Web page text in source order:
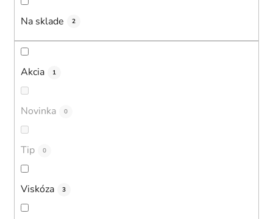
Na sklade 2
Akcia 1
Novinka 0
Tip 0
Viskóza 3